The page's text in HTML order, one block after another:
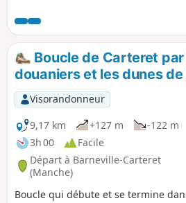
Moitiers-d'Alonne, le tout
sentiers.À quelques variantes près,
habitués de la station balnéaire et
locaux !Application Visorando
Boucle de Carteret
douaniers et les dunes
Visorandonneur
9,17 km
+127 m
-122 m
3h 00
Facile
Départ à Barneville-Carteret
(Manche)
Boucle qui débute et se termine